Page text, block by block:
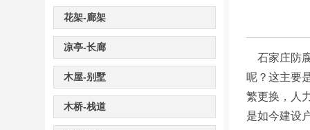
花架-廊架
凉亭-长廊
木屋-别墅
木桥-栈道
石家庄防
呢？这主要
繁更换，人
是如今建设